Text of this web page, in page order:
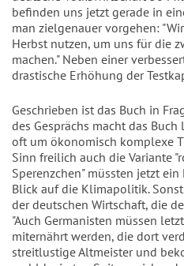
befinden uns jetzt gerade in
man zielgenauer vorgehen:
Herbst nutzen, um uns für die
machen." Neben einer
drastische Erhöhung der
Geschrieben ist das Buch in
des Gesprächs macht das
oft um ökonomisch komplexe
Sinn freilich auch die Variante
Sperenzchen" müssten jetzt
Blick auf die Klimapolitik.
der deutschen Wirtschaft, die
"Auch Germanisten müssen
miternährt werden, die dort
streitlustige Altmeister und